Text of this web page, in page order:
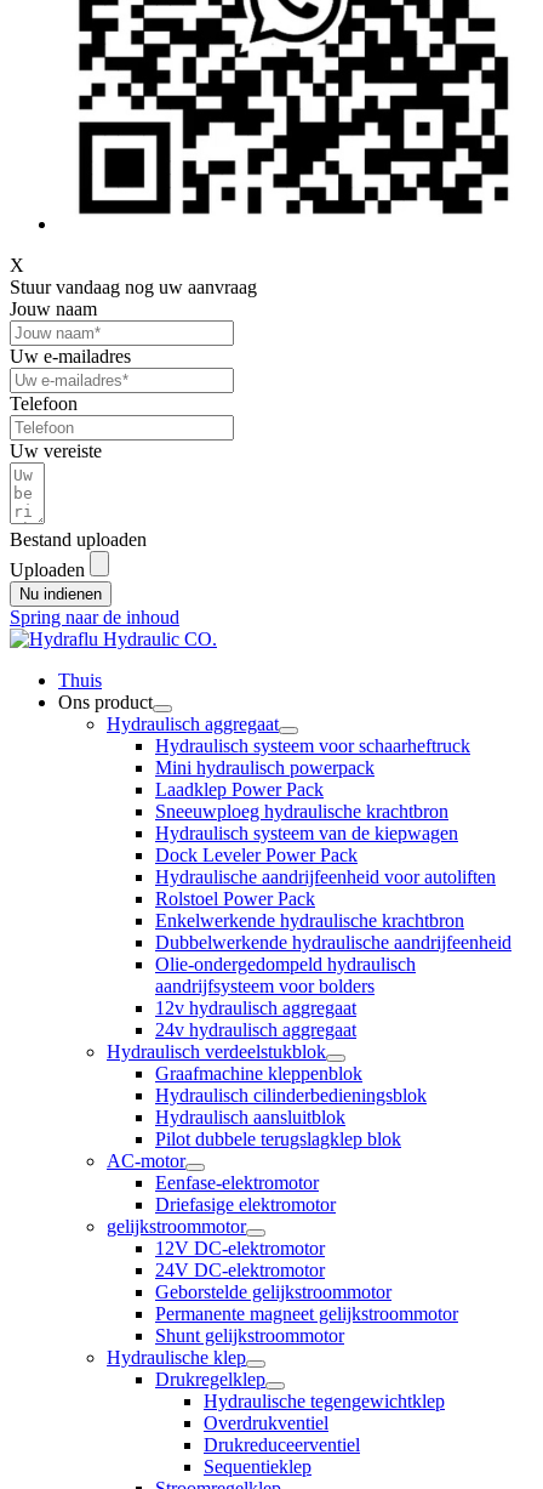
X
Stuur vandaag nog uw aanvraag
Jouw naam
Uw e-mailadres
Telefoon
Uw vereiste
Bestand uploaden
Uploaden
Nu indienen
Spring naar de inhoud
Thuis
Ons product
Hydraulisch aggregaat
Hydraulisch systeem voor schaarheftruck
Mini hydraulisch powerpack
Laadklep Power Pack
Sneeuwploeg hydraulische krachtbron
Hydraulisch systeem van de kiepwagen
Dock Leveler Power Pack
Hydraulische aandrijfeenheid voor autoliften
Rolstoel Power Pack
Enkelwerkende hydraulische krachtbron
Dubbelwerkende hydraulische aandrijfeenheid
Olie-ondergedompeld hydraulisch
aandrijfsysteem voor bolders
12v hydraulisch aggregaat
24v hydraulisch aggregaat
Hydraulisch verdeelstukblok
Graafmachine kleppenblok
Hydraulisch cilinderbedieningsblok
Hydraulisch aansluitblok
Pilot dubbele terugslagklep blok
AC-motor
Eenfase-elektromotor
Driefasige elektromotor
gelijkstroommotor
12V DC-elektromotor
24V DC-elektromotor
Geborstelde gelijkstroommotor
Permanente magneet gelijkstroommotor
Shunt gelijkstroommotor
Hydraulische klep
Drukregelklep
Hydraulische tegengewichtklep
Overdrukventiel
Drukreduceerventiel
Sequentieklep